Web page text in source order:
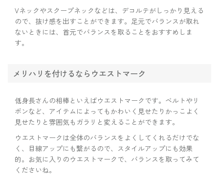
Vネックやスクープネックなどは、デコルテがしっかり見える
ので、抜け感を出すことができます。足元でバランスが取れ
ないときには、首元でバランスを取ることをおすすめしま
す。
メリハリを付けるならウエストマーク
低身長さんの相棒といえばウエストマークです。ベルトやリ
ボンなど、アイテムによってもかわいく見せたりかっこよく
見せたりと雰囲気もガラリと変えることができます。
ウエストマークは全体のバランスをよくしてくれるだけでな
く、目線アップにも繋がるので、スタイルアップにも効果
的。お気に入りのウエストマークで、バランスを取ってみて
くださいね。